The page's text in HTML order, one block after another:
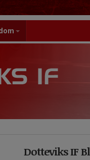
Dotteviks IF